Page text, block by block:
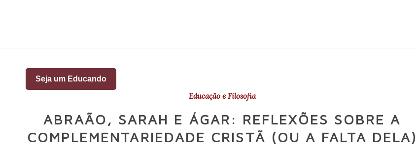
Seja um Educando
Educação e Filosofia
ABRAÃO, SARAH E ÁGAR: REFLEXÕES SOBRE A
COMPLEMENTARIEDADE CRISTÃ (OU A FALTA DELA)